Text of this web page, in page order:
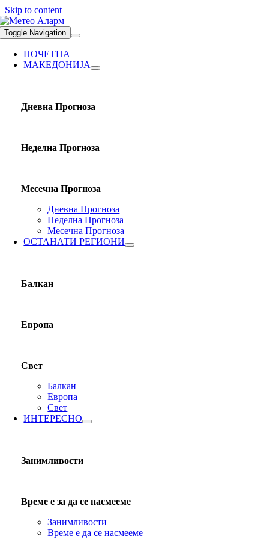
Skip to content
Toggle Navigation
ПОЧЕТНА
МАКЕДОНИЈА
Дневна Прогноза
Неделна Прогноза
Месечна Прогноза
Дневна Прогноза
Неделна Прогноза
Месечна Прогноза
ОСТАНАТИ РЕГИОНИ
Балкан
Европа
Свет
Балкан
Европа
Свет
ИНТЕРЕСНО
Занимливости
Време е за да се насмееме
Занимливости
Време е да се насмееме